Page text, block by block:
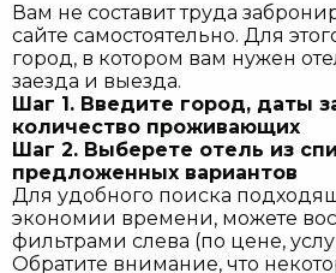
Вам не составит труда
сайте самостоятельно. Для
город, в котором вам нужен
заезда и выезда.
Шаг 1. Введите город, даты
количество проживающих
Шаг 2. Выберете отель из
предложенных вариантов
Для удобного поиска
экономии времени, можете
фильтрами слева (по цене,
Обратите внимание, что